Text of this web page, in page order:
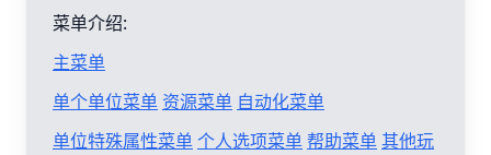
菜单介绍:
主菜单
单个单位菜单 资源菜单 自动化菜单
单位特殊属性菜单个人选项菜单帮助菜单其他玩